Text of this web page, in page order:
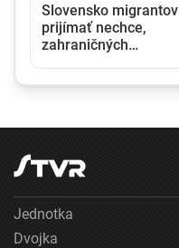
Slovensko migrantov
prijímať nechce,
zahraničných
Jednotka
Dvojka